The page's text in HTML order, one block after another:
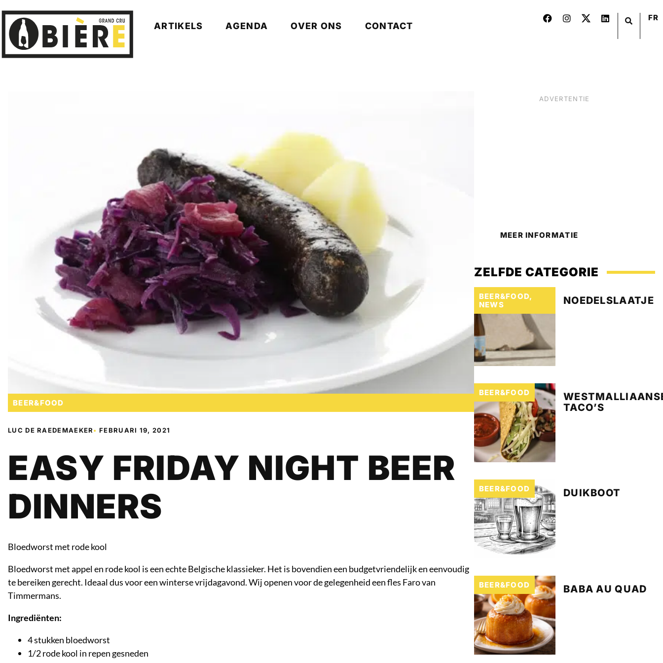
ARTIKELS AGENDA OVER ONS CONTACT
FR
BEER&FOOD
LUC DE RAEDEMAEKER•FEBRUARI 19, 2021
EASY FRIDAY NIGHT BEER
DINNERS
Bloedworst met rode kool
Bloedworst met appel en rode kool is een echte Belgische klassieker. Het is bovendien een budgetvriendelijk en eenvoudig
te bereiken gerecht. Ideaal dus voor een winterse vrijdagavond. Wij openen voor de gelegenheid een fles Faro van
Timmermans.
Ingrediënten:
4 stukken bloedworst
1/2 rode kool in repen gesneden
ADVERTENTIE
MEER INFORMATIE
ZELFDE CATEGORIE
BEER&FOOD,
NEWS
NOEDELSLAATJE
BEER&FOOD
TACO’S
BEER&FOOD DUIKBOOT
BEER&FOOD BABA AU QUAD